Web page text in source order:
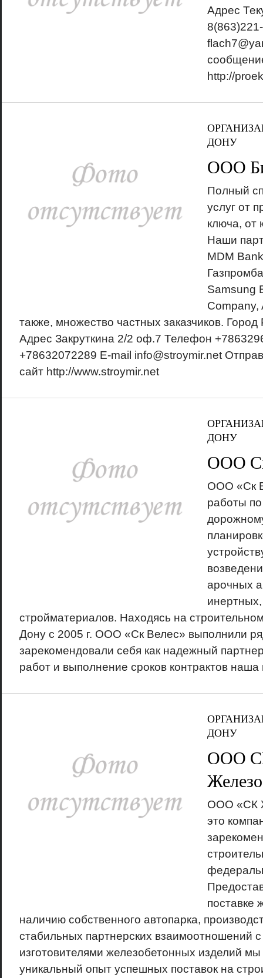
Адрес
http://
ДОНУ
ООО
Полный
услуг от
ключа, от
Наши
MDM
Samsung
Company,
также, множество частных заказчиков.
Адрес Закруткина 2/2 оф.7 Телефон
+78632072289 E-mail info@stroymir.net
сайт http://www.stroymir.net
ДОНУ
ООО
ООО «Ск
работы по
арочных
стройматериалов. Находясь на
Дону с 2005 г. ООО «Ск Велес» выполнили
зарекомендовали себя как надежный
работ и выполнение сроков контрактов наша
ДОНУ
ООО
ООО «СК
это
поставке
наличию собственного автопарка,
стабильных партнерских взаимоотношений
изготовителями железобетонных изделий мы
уникальный опыт успешных поставок на